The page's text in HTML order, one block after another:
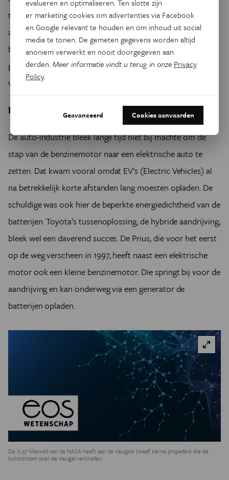
topsnelheid van bijna 220 km/u. Toch ziet Airbus voorlopig
af van een volledig elektrisch vliegtuig. In 2017 schrapte het
bedrijf het plan om de E-Fan in productie te nemen. In de
plaats wil het zich toeleggen op de ontwikkeling van
vliegtuigen met een hybride aandrijving.
Hybride aandrijvingen
De auto-industrie bleek lange tijd niet bij machte om de
stap van de benzinemotor naar een elektrische auto te
zetten. Dat kwam vooral omdat EV’s (Electric Vehicles) al
na betrekkelijk korte afstanden lang moesten opladen. De
schuldige was ook hier de beperkte energiedichtheid van de
batterijen. Toyota’s tussenoplossing, de hybride aandrijving,
bleek wel een daverend succes. De Prius, die voor het eerst
op de weg verscheen in 1997, heeft naast een elektrische
motor ook een kleine benzinemotor. Die springt bij voor de
aandrijving en kan onderweg via een generator de
batterijen opladen.
De X-57 Maxwell van de NASA heeft aan de vleugels twaalf kleine propellers die de
luchtstroom over de vleugel versnellen.
evalueren en optimaliseren. Ten slotte zijn
er marketing cookies om advertenties via Facebook
en Google relevant te houden en om inhoud uit social
media te tonen. De gemeten gegevens worden altijd
anoniem verwerkt en nooit doorgegeven aan
derden.Meer informatie vindt u terug in onze Privacy
Policy.
Geavanceerd Cookies aanvaarden